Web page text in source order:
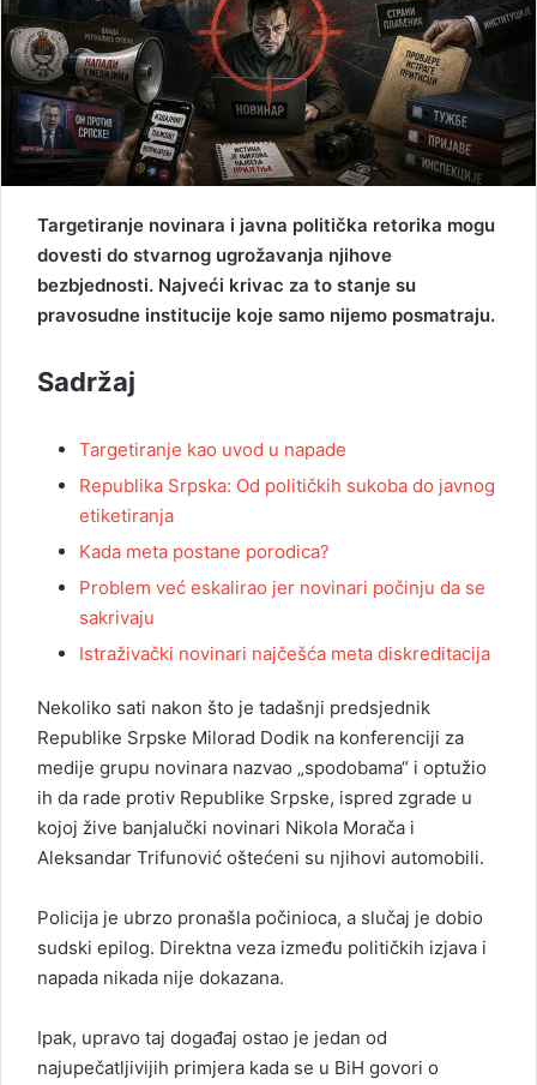
m
a
i
l
Targetiranje novinara i javna politička retorika mogu
dovesti do stvarnog ugrožavanja njihove
bezbjednosti. Najveći krivac za to stanje su
pravosudne institucije koje samo nijemo posmatraju.
Sadržaj
Targetiranje kao uvod u napade
Republika Srpska: Od političkih sukoba do javnog
etiketiranja
Kada meta postane porodica?
Problem već eskalirao jer novinari počinju da se
sakrivaju
Istraživački novinari najčešća meta diskreditacija
Nekoliko sati nakon što je tadašnji predsjednik
Republike Srpske Milorad Dodik na konferenciji za
medije grupu novinara nazvao „spodobama“ i optužio
ih da rade protiv Republike Srpske, ispred zgrade u
kojoj žive banjalučki novinari Nikola Morača i
Aleksandar Trifunović oštećeni su njihovi automobili.
Policija je ubrzo pronašla počinioca, a slučaj je dobio
sudski epilog. Direktna veza između političkih izjava i
napada nikada nije dokazana.
Ipak, upravo taj događaj ostao je jedan od
najupečatljivijih primjera kada se u BiH govori o